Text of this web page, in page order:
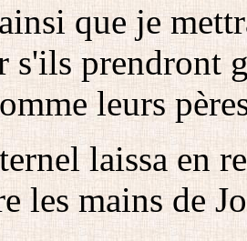
que je
s'ils prendront
leurs
laissa en
les mains de